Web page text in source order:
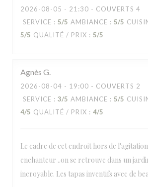
2026-08-05 - 21:30 - COUVERTS 4
SERVICE : 5/5 AMBIANCE : 5/5
5/5 QUALITÉ / PRIX : 5/5
Agnès G
2026-08-04 - 19:00 - COUVERTS 2
SERVICE : 3/5 AMBIANCE : 5/5
4/5 QUALITÉ / PRIX : 4/5
Le cadre de cet endroit hors de
enchanteur ..on se retrouve dans un
incroyable. Les tapas inventifs avec de